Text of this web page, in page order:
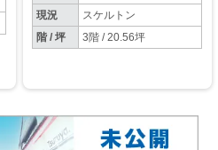
現況
スケルトン
階 / 坪
3階 / 20.56坪